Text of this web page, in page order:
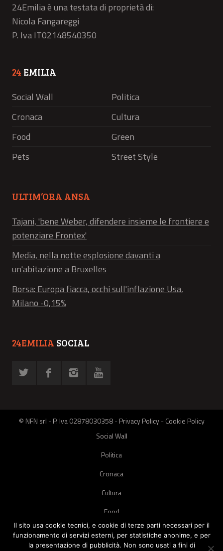
24Emilia è una testata di proprietà di:
Nicola Fangareggi
P. Iva IT02148540350
24 EMILIA
Social Wall
Politica
Cronaca
Cultura
Food
Green
Pets
Street Style
ULTIM’ORA ANSA
Tajani, 'bene Weber, difendere insieme le frontiere e
potenziare Frontex'
Media, nella notte esplosione davanti a
un'abitazione a Bruxelles
Borsa: Europa fiacca, occhi sull'inflazione Usa,
Milano -0,15%
24EMILIA SOCIAL
© NFN srl - P. Iva 02878030358 -Privacy Policy-Cookie Policy
Social Wall
Politica
Cronaca
Cultura
Food
Green
Il sito usa cookie tecnici, e cookie di terze parti necessari per il
funzionamento di servizi esterni, per statistiche anonime, e per
la presentazione di pubblicità. Non sono usati a fini di